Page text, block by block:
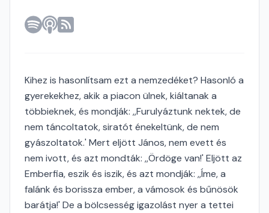
Kihez is hasonlítsam ezt a nemzedéket? Hasonló a
gyerekekhez, akik a piacon ülnek, kiáltanak a
többieknek, és mondják: ,,Furulyáztunk nektek, de
nem táncoltatok, siratót énekeltünk, de nem
gyászoltatok.' Mert eljött János, nem evett és
nem ivott, és azt mondták: ,,Ördöge van!' Eljött az
Emberfia, eszik és iszik, és azt mondják: ,,Íme, a
falánk és borissza ember, a vámosok és bűnösök
barátja!' De a bölcsesség igazolást nyer a tettei